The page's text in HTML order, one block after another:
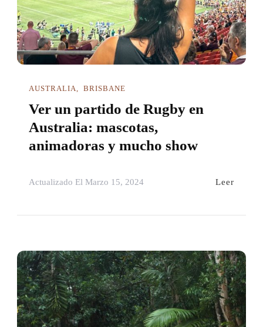
AUSTRALIA BRISBANE
Ver un partido de Rugby en
Australia: mascotas,
animadoras y mucho show
Actualizado El Marzo 15, 2024 Leer